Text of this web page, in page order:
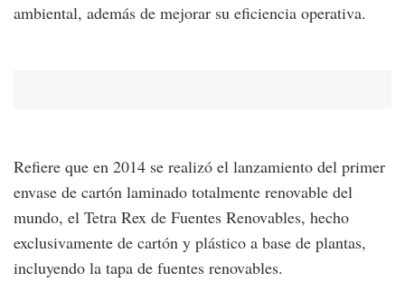
ambiental, además de mejorar su eficiencia operativa.
Refiere que en 2014 se realizó el lanzamiento del primer
envase de cartón laminado totalmente renovable del
mundo, el Tetra Rex de Fuentes Renovables, hecho
exclusivamente de cartón y plástico a base de plantas,
incluyendo la tapa de fuentes renovables.